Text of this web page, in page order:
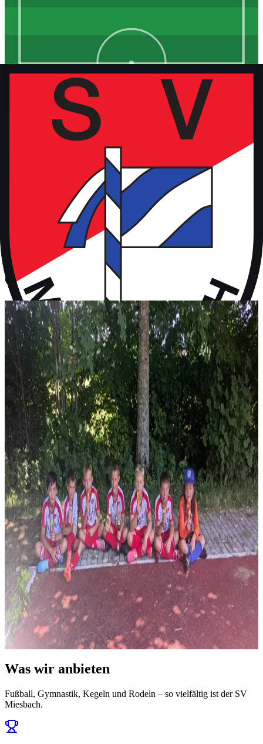
Kunstrasen
vor 10 Monaten
Aktuelles
Neuigkeiten aus dem Vereinsleben und kommende Termine
News
28. Juli 2026
F-Jugend holt Platz 2 beim Turnier in Wall
Vier Gruppensiege ohne Gegentor und ein 2:0 im Halbfinale – erst
im Finale wird unsere F-Jugend gestoppt: P...
News
14. Juli 2026
Rückblick: 1. Fanclub Worldcup Rot-Weiß –
Endrunde auf unserem Hauptplatz
36 Teams von FC-Bayern-Fanclubs aus vier Ländern, ein
Wochenende voller Fußball – und das große Finale auf...
News
14. Juli 2026
Ausblick: Das erwartet uns in der Saison 2026/27
Die Ligeneinteilung steht und der Spielplan ist da: Auftakt am 25.
Juli daheim gegen den FC Töging – und da...
Alle News & Termine ansehen
Was wir anbieten
Fußball, Gymnastik, Kegeln und Rodeln – so vielfältig ist der SV
Miesbach.